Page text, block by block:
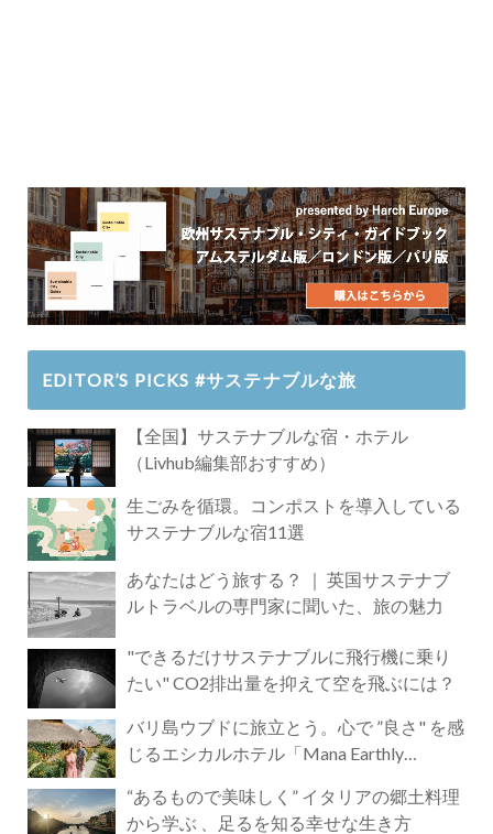
EDITOR’S PICKS #サステナブルな旅
【全国】サステナブルな宿・ホテル
（Livhub編集部おすすめ）
生ごみを循環。コンポストを導入している
サステナブルな宿11選
あなたはどう旅する？ ｜ 英国サステナブ
ルトラベルの専門家に聞いた、旅の魅力
"できるだけサステナブルに飛行機に乗り
たい" CO2排出量を抑えて空を飛ぶには？
バリ島ウブドに旅立とう。心で ”良さ" を感
じるエシカルホテル「Mana Earthly
“あるもので美味しく” イタリアの郷土料理
から学ぶ 、足るを知る幸せな生き方